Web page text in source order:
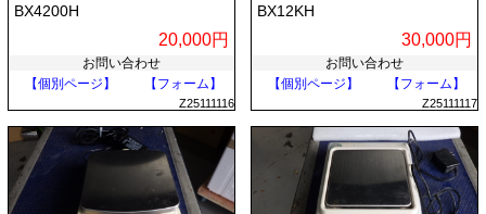
BX4200H
20,000円
お問い合わせ
【個別ページ】
【フォーム】
Z25111116
BX12KH
30,000円
お問い合わせ
【個別ページ】
【フォーム】
Z25111117